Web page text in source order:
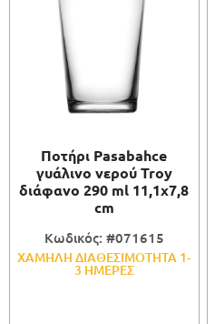
Ποτήρι Pasabahce
γυάλινο νερού Troy
διάφανο 290 ml 11,1x7,8
cm
Κωδικός: #071615
ΧΑΜΗΛΗ ΔΙΑΘΕΣΙΜΟΤΗΤΑ 1-
3 ΗΜΕΡΕΣ